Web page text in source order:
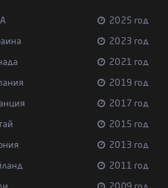
2025 год
2023 год
2021 год
2019 год
2017 год
2015 год
2013 год
2011 год